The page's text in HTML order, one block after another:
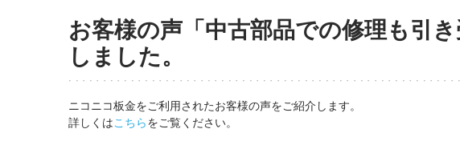
お客様の声「中古部品での修理も引
しました。
ニコニコ板金をご利用されたお客様の声をご紹介します。
詳しくはこちらをご覧ください。